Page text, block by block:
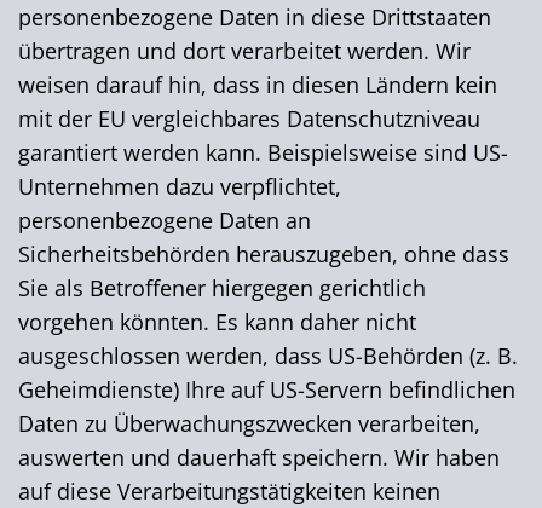
personenbezogene Daten in diese Drittstaaten
übertragen und dort verarbeitet werden. Wir
weisen darauf hin, dass in diesen Ländern kein
mit der EU vergleichbares Datenschutzniveau
garantiert werden kann. Beispielsweise sind US-
Unternehmen dazu verpflichtet,
personenbezogene Daten an
Sicherheitsbehörden herauszugeben, ohne dass
Sie als Betroffener hiergegen gerichtlich
vorgehen könnten. Es kann daher nicht
ausgeschlossen werden, dass US-Behörden (z. B.
Geheimdienste) Ihre auf US-Servern befindlichen
Daten zu Überwachungszwecken verarbeiten,
auswerten und dauerhaft speichern. Wir haben
auf diese Verarbeitungstätigkeiten keinen